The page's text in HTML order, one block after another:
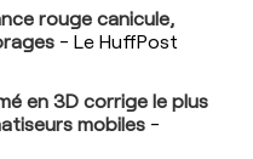
rouge canicule,
- Le HuffPost
en 3D corrige le plus
mobiles -